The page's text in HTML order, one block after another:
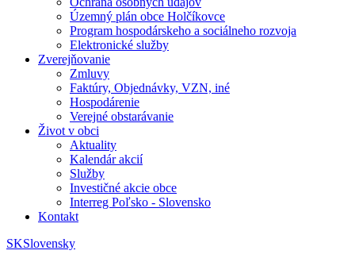
Územný plán obce Holčíkovce
Program hospodárskeho a sociálneho rozvoja
Elektronické služby
Zverejňovanie
Zmluvy
Faktúry, Objednávky, VZN, iné
Hospodárenie
Verejné obstarávanie
Život v obci
Aktuality
Kalendár akcií
Služby
Investičné akcie obce
Interreg Poľsko - Slovensko
Kontakt
SKSlovensky